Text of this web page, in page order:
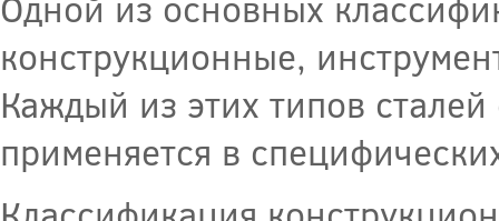
конструкционные,
Каждый из этих типов
применяется в